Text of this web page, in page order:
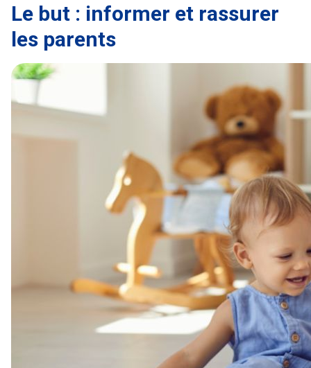
Le but : informer et rassurer
les parents